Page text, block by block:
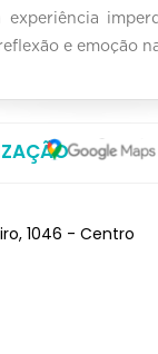
experiência
e emoção
1046 - Centro